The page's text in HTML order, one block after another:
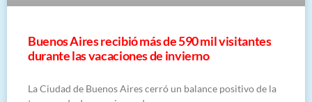
Buenos Aires recibió más de 590 mil visitantes
durante las vacaciones de invierno
La Ciudad de Buenos Aires cerró un balance positivo de la